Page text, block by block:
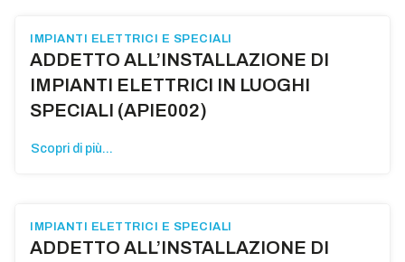
IMPIANTI ELETTRICI E SPECIALI
ADDETTO ALL’INSTALLAZIONE DI
IMPIANTI ELETTRICI IN LUOGHI
SPECIALI (APIE002)
Scopri di più...
IMPIANTI ELETTRICI E SPECIALI
ADDETTO ALL’INSTALLAZIONE DI